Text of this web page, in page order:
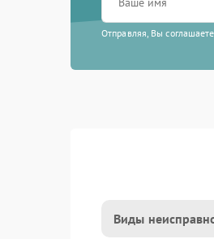
Отправляя, Вы
Виды